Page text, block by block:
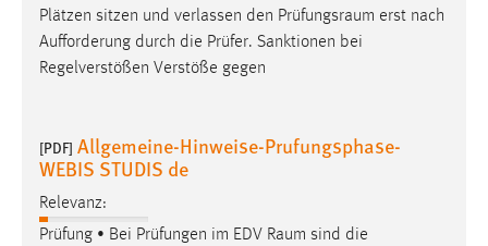
Plätzen sitzen und verlassen den Prüfungsraum erst nach
Aufforderung durch die Prüfer. Sanktionen bei
Regelverstößen Verstöße gegen
[PDF] Allgemeine-Hinweise-Prufungsphase-
WEBIS STUDIS de
Relevanz:
Prüfung • Bei Prüfungen im EDV Raum sind die
MARKETING
Sie tun dies, indem sie Besucher über Websites
Google Ads